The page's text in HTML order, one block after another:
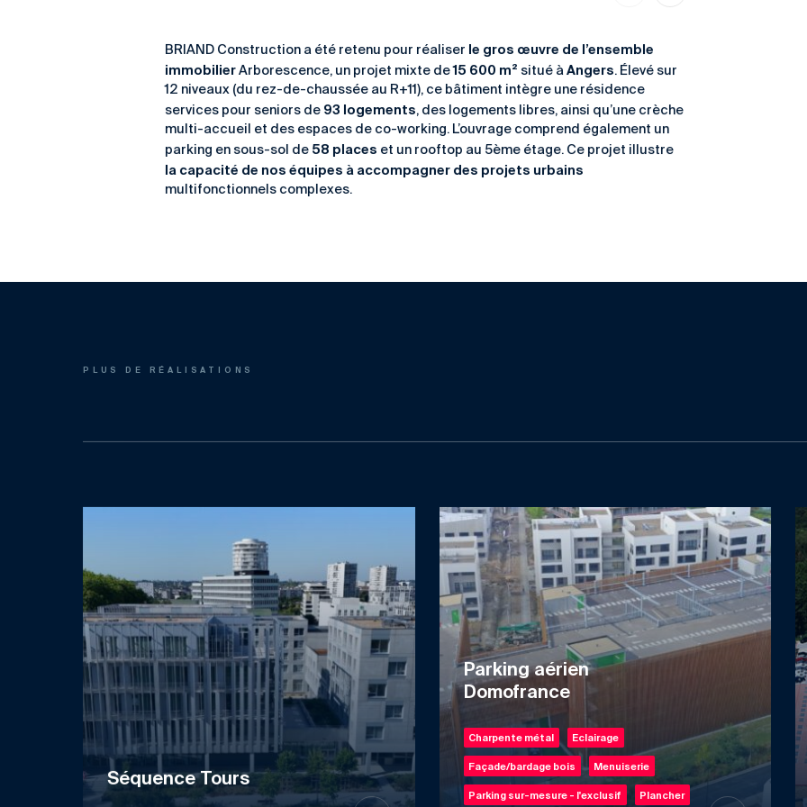
BRIAND Construction a été retenu pour réaliser le gros œuvre de l’ensemble
immobilierArborescence, un projet mixte de15 600 m² situé à Angers. Élevé sur
12 niveaux (du rez-de-chaussée au R+11), ce bâtiment intègre une résidence
services pour seniors de 93 logements, des logements libres, ainsi qu’une crèche
multi-accueil et des espaces de co-working. L’ouvrage comprend également un
parking en sous-sol de 58 places et un rooftop au 5ème étage. Ce projet illustre
la capacité de nos équipes à accompagner des projets urbains
multifonctionnels complexes.
PLUS DE RÉALISATIONS
Séquence Tours
Parking aérien
Domofrance
Charpente métal Eclairage
Façade/bardage bois Menuiserie
Parking sur-mesure - l'exclusif Plancher